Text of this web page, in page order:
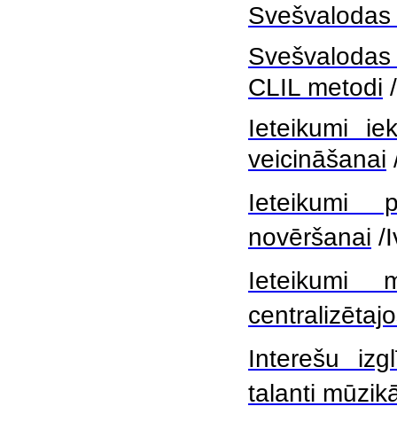
CLIL metodi
Ieteikumi
veicināšanai
Ieteikumi
novēršanai /
Ieteikumi
Interešu
talanti